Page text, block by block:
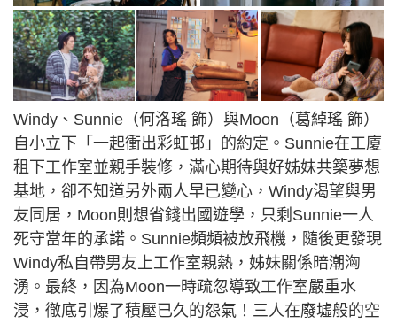
Windy、Sunnie（何洛瑤 飾）與Moon（葛綽瑤 飾）
自小立下「一起衝出彩虹邨」的約定。Sunnie在工廈
租下工作室並親手裝修，滿心期待與好姊妹共築夢想
基地，卻不知道另外兩人早已變心，Windy渴望與男
友同居，Moon則想省錢出國遊學，只剩Sunnie一人
死守當年的承諾。Sunnie頻頻被放飛機，隨後更發現
Windy私自帶男友上工作室親熱，姊妹關係暗潮洶
湧。最終，因為Moon一時疏忽導致工作室嚴重水
浸，徹底引爆了積壓已久的怨氣！三人在廢墟般的空